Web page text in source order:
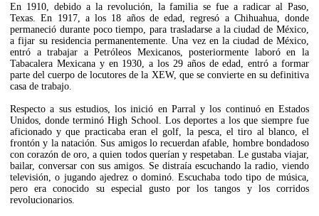
En 1910, debido a la revolución, la familia se fue a radicar al Paso,
Texas. En 1917, a los 18 años de edad, regresó a Chihuahua, donde
permaneció durante poco tiempo, para trasladarse a la ciudad de México,
a fijar su residencia permanentemente. Una vez en la ciudad de México,
entró a trabajar a Petróleos Mexicanos, posteriormente laboró en la
Tabacalera Mexicana y en 1930, a los 29 años de edad, entró a formar
parte del cuerpo de locutores de la XEW, que se convierte en su definitiva
casa de trabajo.
Respecto a sus estudios, los inició en Parral y los continuó en Estados
Unidos, donde terminó High School. Los deportes a los que siempre fue
aficionado y que practicaba eran el golf, la pesca, el tiro al blanco, el
frontón y la natación. Sus amigos lo recuerdan afable, hombre bondadoso
con corazón de oro, a quien todos querían y respetaban. Le gustaba viajar,
bailar, conversar con sus amigos. Se distraía escuchando la radio, viendo
televisión, o jugando ajedrez o dominó. Escuchaba todo tipo de música,
pero era conocido su especial gusto por los tangos y los corridos
revolucionarios.